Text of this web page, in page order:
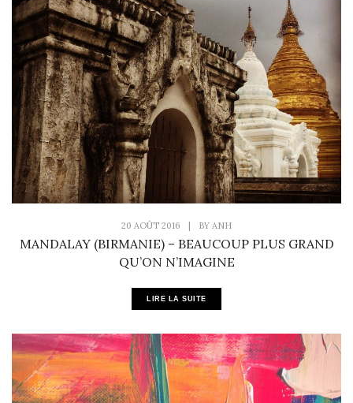
20 AOÛT 2016 BY ANH
MANDALAY (BIRMANIE) – BEAUCOUP PLUS GRAND
QU’ON N’IMAGINE
LIRE LA SUITE